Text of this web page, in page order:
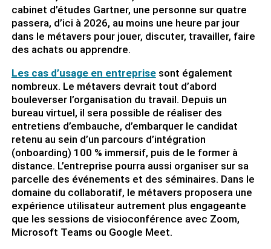
cabinet d’études Gartner, une personne sur quatre
passera, d’ici à 2026, au moins une heure par jour
dans le métavers pour jouer, discuter, travailler, faire
des achats ou apprendre.
Les cas d’usage en entreprisesont également
nombreux. Le métavers devrait tout d’abord
bouleverser l’organisation du travail. Depuis un
bureau virtuel, il sera possible de réaliser des
entretiens d’embauche, d’embarquer le candidat
retenu au sein d’un parcours d’intégration
(onboarding) 100 % immersif, puis de le former à
distance. L’entreprise pourra aussi organiser sur sa
parcelle des événements et des séminaires. Dans le
domaine du collaboratif, le métavers proposera une
expérience utilisateur autrement plus engageante
que les sessions de visioconférence avec Zoom,
Microsoft Teams ou Google Meet.